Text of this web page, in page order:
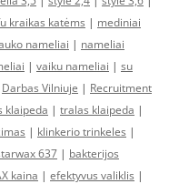
kraikas katėms | mediniai
nameliai | nameliai
| vaiku nameliai | su
Darbas Vilniuje | Recruitment
klaipeda | tralas klaipeda |
| klinkerio trinkeles |
637 | bakterijos
kaina | efektyvus valiklis |